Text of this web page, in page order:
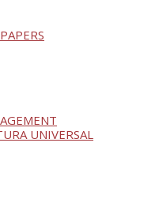
UNIVERSAL